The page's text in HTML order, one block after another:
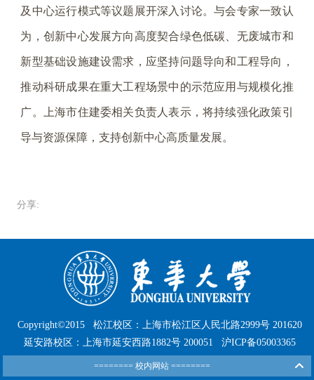
及中心运行模式等议题展开深入讨论。与会专家一致认
为，创新中心发展方向高度契合绿色低碳、无废城市和
新型基础设施建设需求，应坚持问题导向和工程导向，
推动科研成果在重大工程场景中的示范应用与规模化推
广。上海市住建委相关负责人表示，将持续强化政策引
导与资源保障，支持创新中心高质量发展。
分享:
Copyright©2015
松江校区：上海市松江区人民北路2999号 201620
延安路校区：上海市延安西路1882号 200051
沪ICP备05003365
======== 校内网站 ========